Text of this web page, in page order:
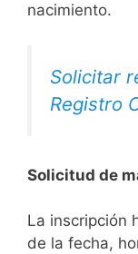
nacimiento.
Solicitar
Registro
Solicitud de
La inscripción
de la fecha,